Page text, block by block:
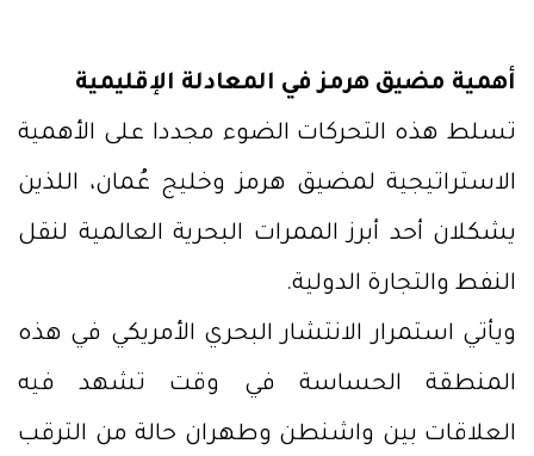
أهمية مضيق هرمز في المعادلة الإقليمية
تسلط هذه التحركات الضوء مجددا على الأهمية
الاستراتيجية لمضيق هرمز وخليج عُمان، اللذين
يشكلان أحد أبرز الممرات البحرية العالمية لنقل
النفط والتجارة الدولية.
ويأتي استمرار الانتشار البحري الأمريكي في هذه
المنطقة الحساسة في وقت تشهد فيه
العلاقات بين واشنطن وطهران حالة من الترقب